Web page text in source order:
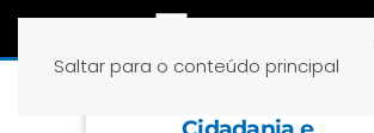
Saltar para o conteúdo principal